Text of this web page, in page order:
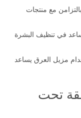
مع منتجات
في تنظيف البشرة
مزيل العرق يساعد
تحت